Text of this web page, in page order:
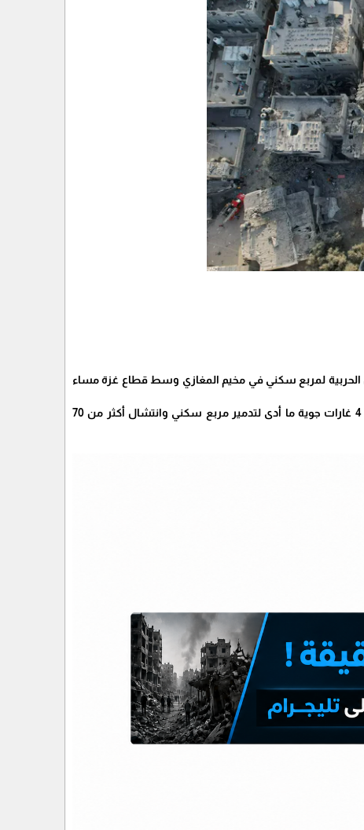
لمربع سكني في مخيم المغازي وسط قطاع غزة مساء
وأفادت مصادر محلية وشهود عيان للحياة برس، بأن طائرات الاحتلال استهدفت المخيم بأكثر من 4 غارات جوية ما أدى لتدمير مربع سكني وانتشال أكثر من 70